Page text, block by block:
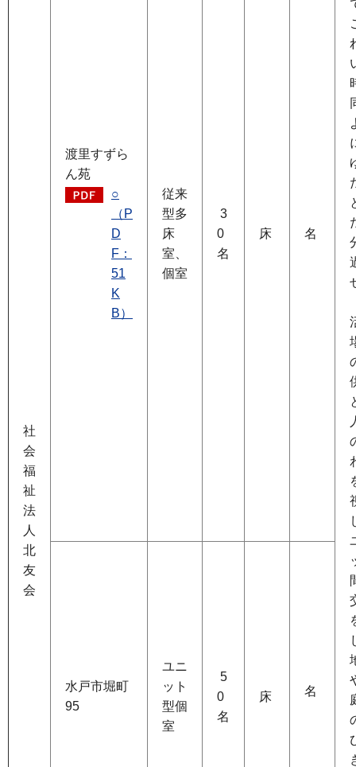
社
会
福
祉
法
人
北
友
会
渡里すずら
ん苑
○
（P
D
F：
51
K
B）
従来
型多
床
室、
個室
3
0
名
床 名
水戸市堀町
95
ユニ
ット
型個
室
5
0
名
床 名